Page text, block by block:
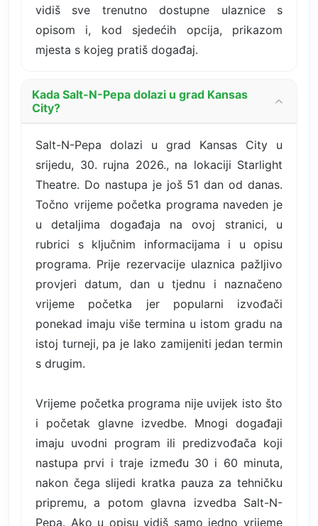
vidiš sve trenutno dostupne ulaznice s
opisom i, kod sjedećih opcija, prikazom
mjesta s kojeg pratiš događaj.
Kada Salt-N-Pepa dolazi u grad Kansas
City?
Salt-N-Pepa dolazi u grad Kansas City u
srijedu, 30. rujna 2026., na lokaciji Starlight
Theatre. Do nastupa je još 51 dan od danas.
Točno vrijeme početka programa naveden je
u detaljima događaja na ovoj stranici, u
rubrici s ključnim informacijama i u opisu
programa. Prije rezervacije ulaznica pažljivo
provjeri datum, dan u tjednu i naznačeno
vrijeme početka jer popularni izvođači
ponekad imaju više termina u istom gradu na
istoj turneji, pa je lako zamijeniti jedan termin
s drugim.
Vrijeme početka programa nije uvijek isto što
i početak glavne izvedbe. Mnogi događaji
imaju uvodni program ili predizvođača koji
nastupa prvi i traje između 30 i 60 minuta,
nakon čega slijedi kratka pauza za tehničku
pripremu, a potom glavna izvedba Salt-N-
Pepa. Ako u opisu vidiš samo jedno vrijeme